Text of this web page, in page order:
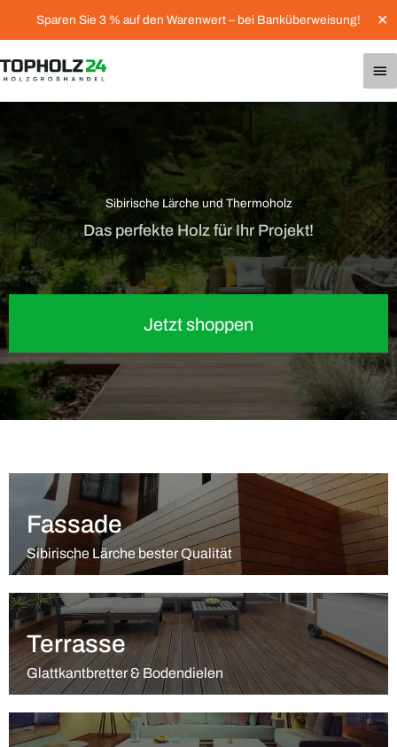
Sparen Sie 3 % auf den Warenwert – bei Banküberweisung! ✕
Sibirische Lärche und Thermoholz
Das perfekte Holz für Ihr Projekt!
Jetzt shoppen
Fassade
Sibirische Lärche bester Qualität
Terrasse
Glattkantbretter & Bodendielen